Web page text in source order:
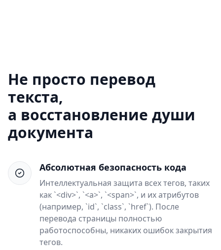
Не просто перевод
текста,
а восстановление души
документа
Абсолютная безопасность кода
Интеллектуальная защита всех тегов, таких
как `<div>`, `<a>`, `<span>`, и их атрибутов
(например, `id`, `class`, `href`). После
перевода страницы полностью
работоспособны, никаких ошибок закрытия
тегов.